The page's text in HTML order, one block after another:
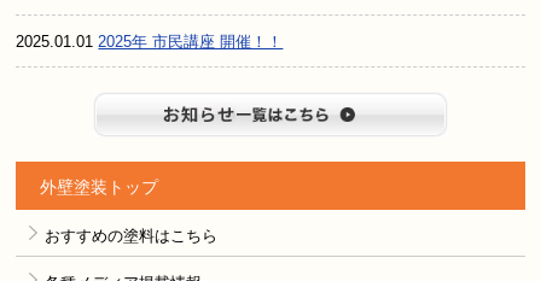
2025.01.01 2025年 市民講座 開催！！
外壁塗装トップ
おすすめの塗料はこちら